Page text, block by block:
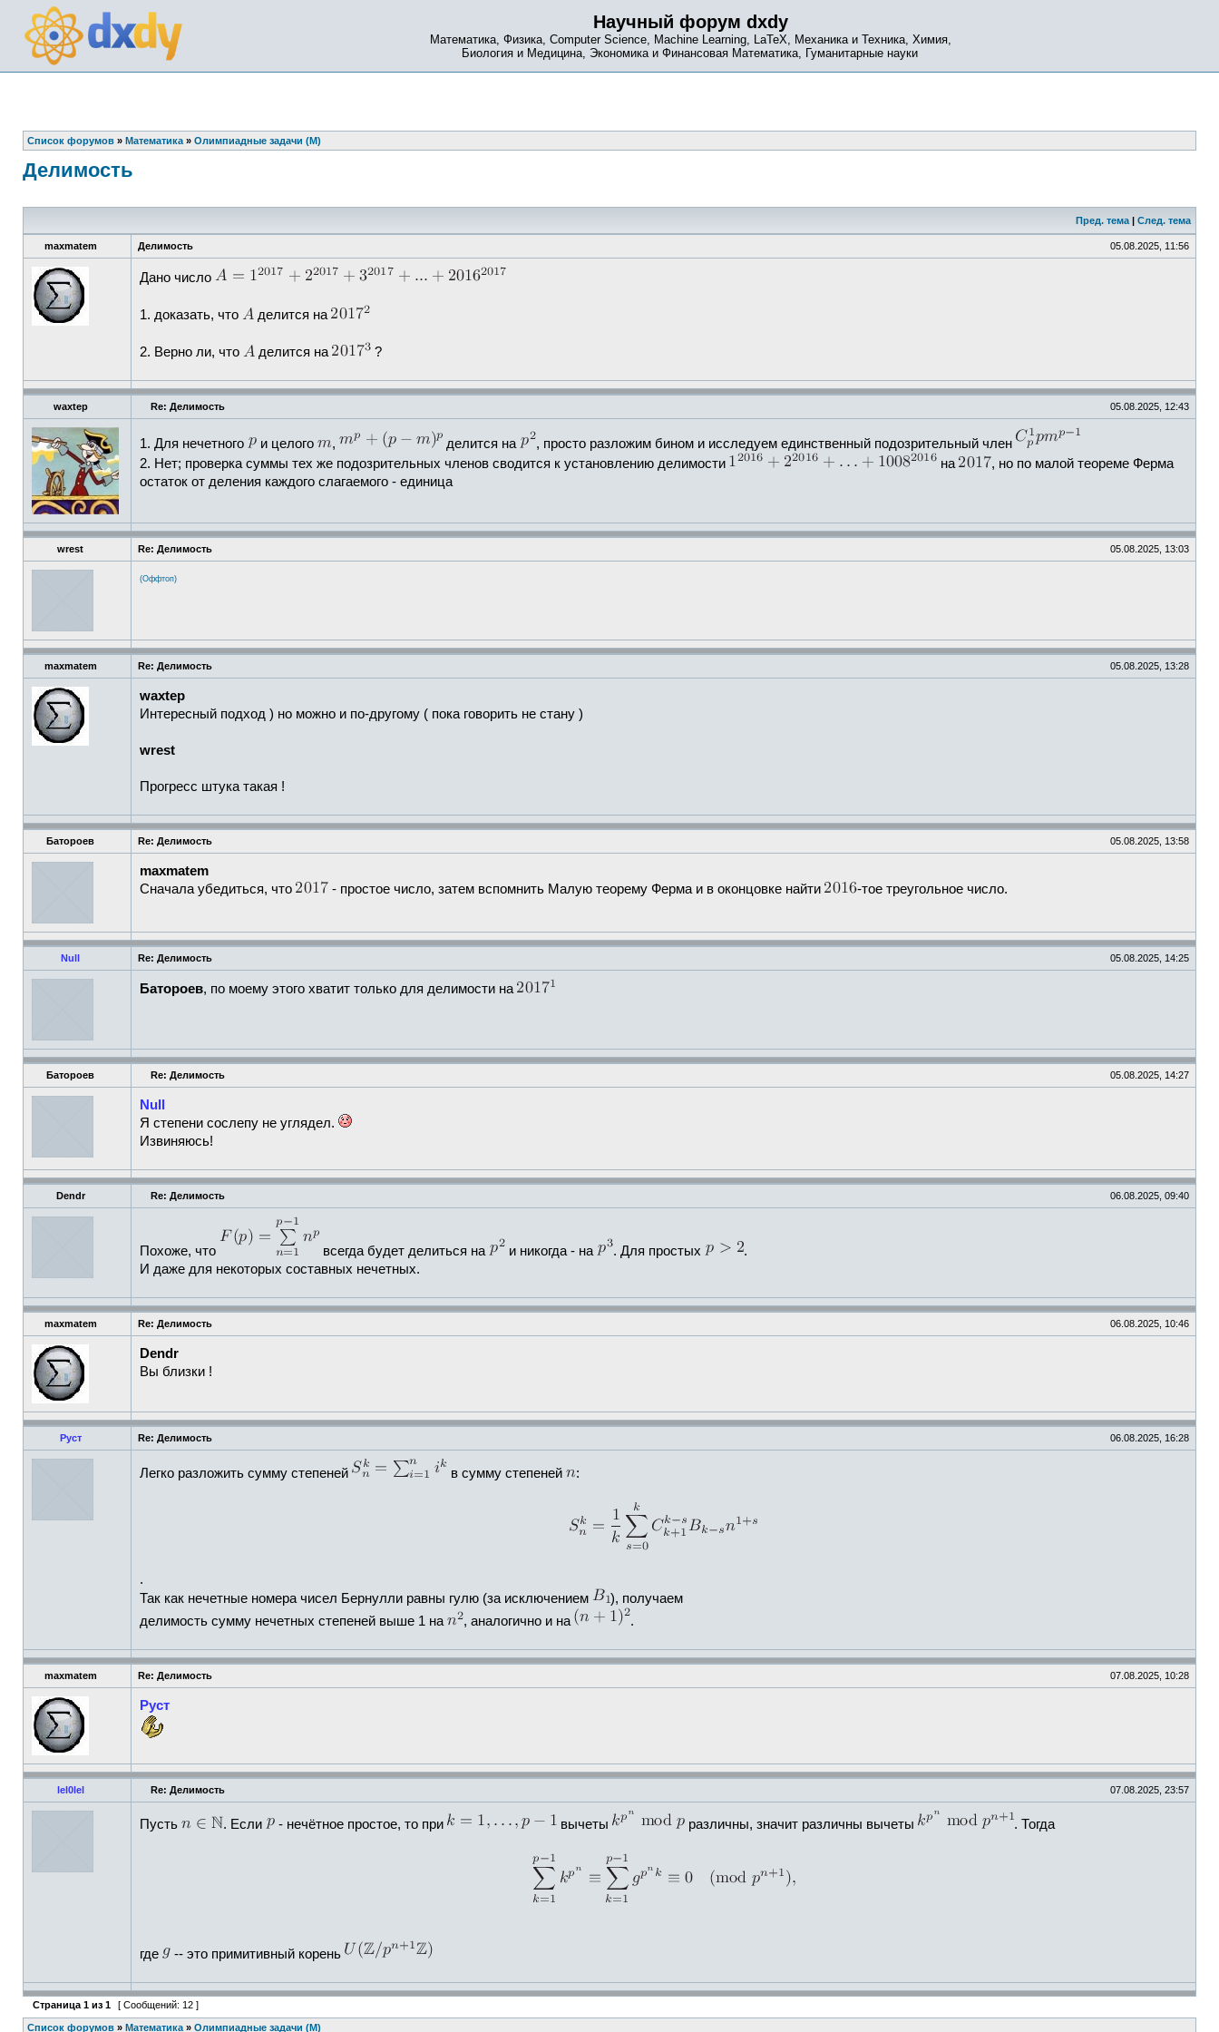
Научный форум dxdy
Математика, Физика, Computer Science, Machine Learning, LaTeX, Механика и Техника, Химия,
Биология и Медицина, Экономика и Финансовая Математика, Гуманитарные науки
Список форумов » Математика » Олимпиадные задачи (М)
Делимость
Пред. тема | След. тема
maxmatem Делимость 05.08.2025, 11:56
Дано число
1. доказать, что делится на
2. Верно ли, что делится на ?
waxtep Re: Делимость 05.08.2025, 12:43
1. Для нечетного и целого , делится на
, просто разложим бином и исследуем единственный подозрительный член
2. Нет; проверка суммы тех же подозрительных членов сводится к установлению делимости
на
, но по малой теореме Ферма
остаток от деления каждого слагаемого - единица
wrest Re: Делимость 05.08.2025, 13:03
(Оффтоп)
maxmatem Re: Делимость 05.08.2025, 13:28
waxtep
Интересный подход ) но можно и по-другому ( пока говорить не стану )
wrest
Прогресс штука такая !
Батороев Re: Делимость 05.08.2025, 13:58
maxmatem
Сначала убедиться, что
- простое число, затем вспомнить Малую теорему Ферма и в оконцовке найти -тое треугольное число.
Null Re: Делимость 05.08.2025, 14:25
Батороев, по моему этого хватит только для делимости на
Батороев Re: Делимость 05.08.2025, 14:27
Null
Я степени сослепу не углядел.
Извиняюсь!
Dendr Re: Делимость 06.08.2025, 09:40
Похоже, что всегда будет делиться на и никогда - на . Для простых
.
И даже для некоторых составных нечетных.
maxmatem Re: Делимость 06.08.2025, 10:46
Dendr
Вы близки !
Руст Re: Делимость 06.08.2025, 16:28
Легко разложить сумму степеней в сумму степеней :
.
Так как нечетные номера чисел Бернулли равны гулю (за исключением
), получаем
делимость сумму нечетных степеней выше 1 на
, аналогично и на .
maxmatem Re: Делимость 07.08.2025, 10:28
Руст
lel0lel Re: Делимость 07.08.2025, 23:57
Пусть . Если - нечётное простое, то при вычеты различны, значит различны вычеты . Тогда
где -- это примитивный корень
Страница 1 из 1 [ Сообщений: 12 ]
Список форумов » Математика » Олимпиадные задачи (М)